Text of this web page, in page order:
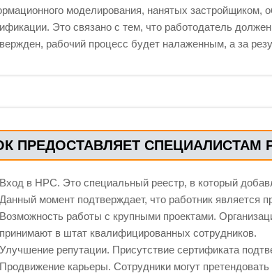
моделирования, нанятых застройщиком,
Это связано с тем, что работодатель
рабочий процесс будет налаженным, а за
ПРЕДОСТАВЛЯЕТ СПЕЦИАЛИСТАМ
Вход в НРС. Это специальный реестр, в который
Данный момент подтверждает, что работник является
Возможность работы с крупными проектами.
принимают в штат квалифицированных сотрудников.
Улучшение репутации. Присутствие сертификата
Продвижение карьеры. Сотрудники могут